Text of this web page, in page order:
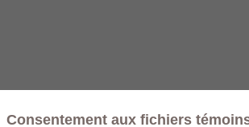
Consentement aux fichiers